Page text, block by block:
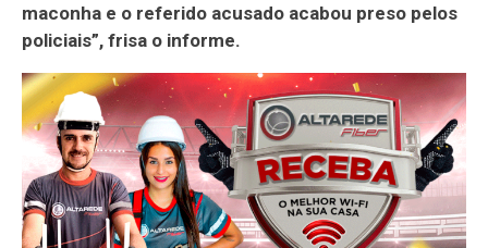
maconha e o referido acusado acabou preso pelos
policiais”, frisa o informe.